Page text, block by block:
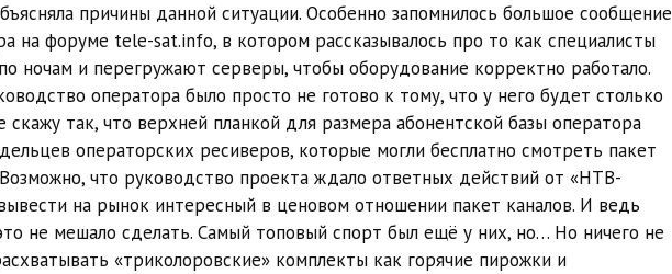
причины данной ситуации. Особенно запомнилось большое сообщение
на форуме tele-sat.info, в котором рассказывалось про то как специалисты
ночам и перегружают серверы, чтобы оборудование корректно работало.
оператора было просто не готово к тому, что у него будет столько
так, что верхней планкой для размера абонентской базы оператора
операторских ресиверов, которые могли бесплатно смотреть пакет
что руководство проекта ждало ответных действий от «НТВ-
на рынок интересный в ценовом отношении пакет каналов. И ведь
не мешало сделать. Самый топовый спорт был ещё у них, но… Но ничего не
«триколоровские» комплекты как горячие пирожки и